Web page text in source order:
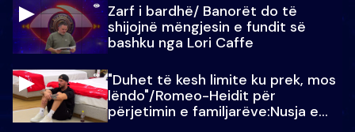
Zarf i bardhë/ Banorët do të
shijojnë mëngjesin e fundit së
bashku nga Lori Caffe
"Duhet të kesh limite ku prek, mos
lëndo"/Romeo-Heidit për
përjetimin e familjarëve:Nusja e